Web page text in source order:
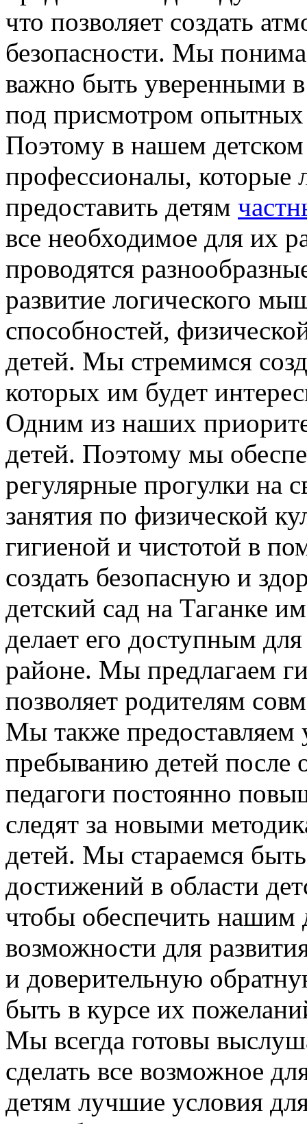
что позволяет создать
безопасности. Мы
важно быть уверенными
под присмотром опытных
Поэтому в нашем
профессионалы, которые
предоставить детям
все необходимое для их
проводятся
развитие логического
способностей,
детей. Мы стремимся
которых им будет
Одним из наших
детей. Поэтому мы
регулярные прогулки на
занятия по физической
гигиеной и чистотой в
создать безопасную и
детский сад на Таганке
делает его доступным
районе. Мы предлагаем
позволяет родителям
Мы также предоставляем
пребыванию детей после
педагоги постоянно
следят за новыми
детей. Мы стараемся
достижений в области
чтобы обеспечить нашим
возможности для
и доверительную
быть в курсе их
Мы всегда готовы
сделать все возможное
детям лучшие условия